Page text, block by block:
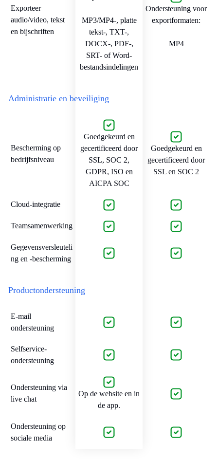
Exporteer
audio/video, tekst
en bijschriften
MP3/MP4-, platte
tekst-, TXT-,
DOCX-, PDF-,
SRT- of Word-
bestandsindelingen
Ondersteuning voor
exportformaten:
MP4
Administratie en beveiliging
Bescherming op
bedrijfsniveau
Goedgekeurd en
gecertificeerd door
SSL, SOC 2,
GDPR, ISO en
AICPA SOC
Goedgekeurd en
gecertificeerd door
SSL en SOC 2
Cloud-integratie
Teamsamenwerking
Gegevensversleuteli
ng en -bescherming
Productondersteuning
E-mail
ondersteuning
Selfservice-
ondersteuning
Ondersteuning via
live chat
Op de website en in
de app.
Ondersteuning op
sociale media